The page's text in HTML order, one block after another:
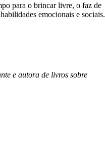
para o brincar livre, o faz de
emocionais e sociais.
e autora de livros sobre